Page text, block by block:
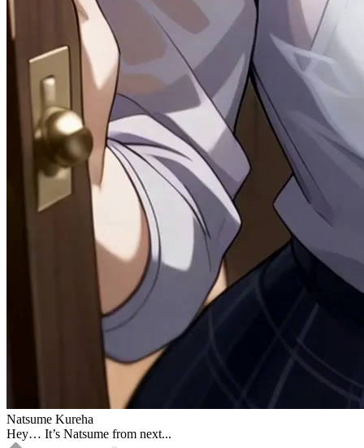
Natsume Kureha
Hey… It’s Natsume from next...